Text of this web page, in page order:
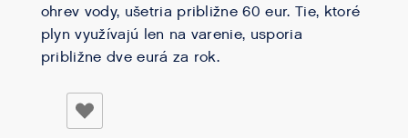
ohrev vody, ušetria približne 60 eur. Tie, ktoré
plyn využívajú len na varenie, usporia
približne dve eurá za rok.